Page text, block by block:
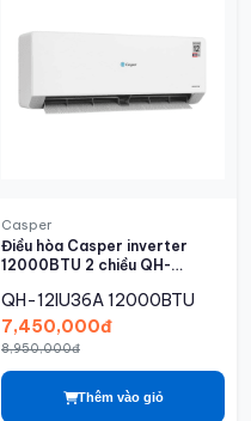
Casper
Điều hòa Casper inverter
12000BTU 2 chiều QH-
QH-12IU36A 12000BTU
7,450,000đ
8,950,000đ
Thêm vào giỏ